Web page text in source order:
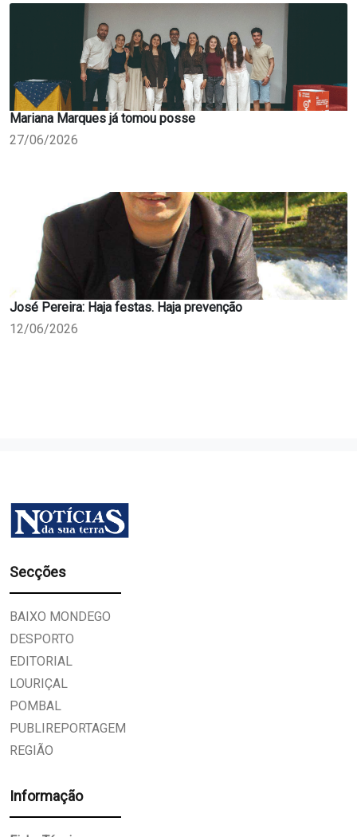
Mariana Marques já tomou posse
27/06/2026
José Pereira: Haja festas. Haja prevenção
12/06/2026
Secções
BAIXO MONDEGO
DESPORTO
EDITORIAL
LOURIÇAL
POMBAL
PUBLIREPORTAGEM
REGIÃO
Informação